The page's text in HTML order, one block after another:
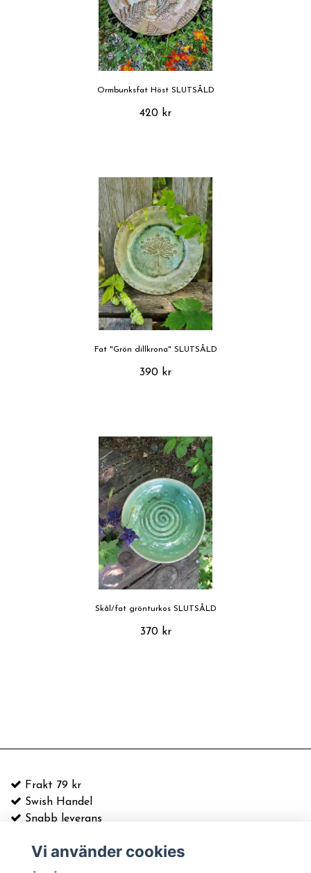
Ormbunksfat Höst SLUTSÅLD
420 kr
Fat "Grön dillkrona" SLUTSÅLD
390 kr
Skål/fat grönturkos SLUTSÅLD
370 kr
Frakt 79 kr
Swish Handel
Snabb leverans
E-postadress:info@asaakerstrom.com
Kontakt
Vi använder cookies